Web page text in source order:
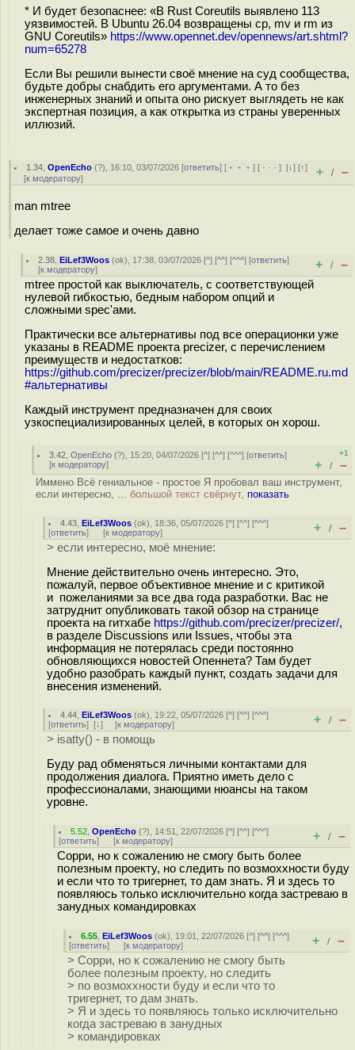
* И будет безопаснее: «В Rust Coreutils выявлено 113
уязвимостей. В Ubuntu 26.04 возвращены cp, mv и rm из
GNU Coreutils» https://www.opennet.dev/opennews/art.shtml?
num=65278
Если Вы решили вынести своё мнение на суд сообщества,
будьте добры снабдить его аргументами. А то без
инженерных знаний и опыта оно рискует выглядеть не как
экспертная позиция, а как открытка из страны уверенных
иллюзий.
1.34 ,OpenEcho (?), 16:10, 03/07/2026 [ответить] [ ﹢﹢﹢] [ · · ·][↓] [↑]
[к модератору] + / –
man mtree
делает тоже самое и очень давно
2.38 ,EiLef3Woos (ok), 17:38, 03/07/2026 [^] [^^] [^^^] [ответить]
[к модератору] + / –
mtree простой как выключатель, с соответствующей
нулевой гибкостью, бедным набором опций и
сложными spec'ами.
Практически все альтернативы под все операционки уже
указаны в README проекта precizer, с перечислением
преимуществ и недостатков:
https://github.com/precizer/precizer/blob/main/README.ru.md
#альтернативы
Каждый инструмент предназначен для своих
узкоспециализированных целей, в которых он хорош.
3.42 ,OpenEcho (?), 15:20, 04/07/2026 [^] [^^] [^^^] [ответить]
[к модератору]
+1
+ / –
Иммено Всё гениальное - простое Я пробовал ваш инструмент,
если интересно, ... большой текст свёрнут, показать
4.43 ,EiLef3Woos (ok), 18:36, 05/07/2026 [^] [^^] [^^^]
[ответить] [к модератору] + / –
> если интересно, моё мнение:
Мнение действительно очень интересно. Это,
пожалуй, первое объективное мнение и с критикой
и пожеланиями за все два года разработки. Вас не
затруднит опубликовать такой обзор на странице
проекта на гитхабе https://github.com/precizer/precizer/,
в разделе Discussions или Issues, чтобы эта
информация не потерялась среди постоянно
обновляющихся новостей Опеннета? Там будет
удобно разобрать каждый пункт, создать задачи для
внесения изменений.
4.44 ,EiLef3Woos (ok), 19:22, 05/07/2026 [^] [^^] [^^^]
[ответить] [↓] [к модератору] + / –
> isatty() - в помощь
Буду рад обменяться личными контактами для
продолжения диалога. Приятно иметь дело с
профессионалами, знающими нюансы на таком
уровне.
5.52 ,OpenEcho (?), 14:51, 22/07/2026 [^] [^^] [^^^]
[ответить] [к модератору] + / –
Сорри, но к сожалению не смогу быть более
полезным проекту, но следить по возмоххности буду
и если что то тригернет, то дам знать. Я и здесь то
появляюсь только исключительно когда застреваю в
занудных командировках
6.55 ,EiLef3Woos (ok), 19:01, 22/07/2026 [^] [^^] [^^^]
[ответить] [к модератору] + / –
> Сорри, но к сожалению не смогу быть
более полезным проекту, но следить
> по возмоххности буду и если что то
тригернет, то дам знать.
> Я и здесь то появляюсь только исключительно
когда застреваю в занудных
> командировках